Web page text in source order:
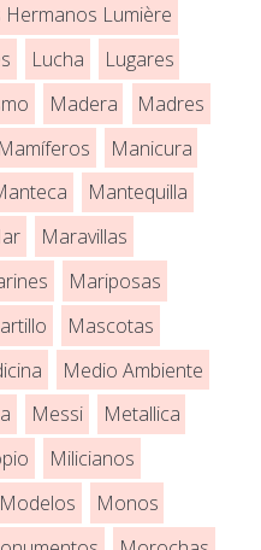
Hermanos Lumière
Lucha
Lugares
Madera
Madres
Mamíferos
Manicura
Mantequilla
Maravillas
Mariposas
Mascotas
Medio Ambiente
Messi
Metallica
Milicianos
Modelos
Monos